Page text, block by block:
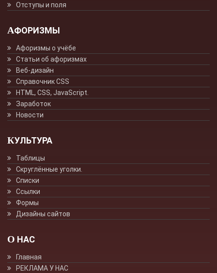
Отступы и поля
АФОРИЗМЫ
Афоризмы о учёбе
Статьи об афоризмах
Веб-дизайн
Справочник CSS
HTML, CSS, JavaScript.
Заработок
Новости
КУЛЬТУРА
Таблицы
Скруглённые уголки.
Списки
Ссылки
Формы
Дизайны сайтов
О НАС
Главная
РЕКЛАМА У НАС